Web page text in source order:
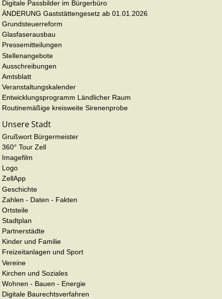
Digitale Passbilder im Bürgerbüro
ÄNDERUNG Gaststättengesetz ab 01.01.2026
Grundsteuerreform
Glasfaserausbau
Pressemitteilungen
Stellenangebote
Ausschreibungen
Amtsblatt
Veranstaltungskalender
Entwicklungsprogramm Ländlicher Raum
Routinemäßige kreisweite Sirenenprobe
Unsere Stadt
Grußwort Bürgermeister
360° Tour Zell
Imagefilm
Logo
ZellApp
Geschichte
Zahlen - Daten - Fakten
Ortsteile
Stadtplan
Partnerstädte
Kinder und Familie
Freizeitanlagen und Sport
Vereine
Kirchen und Soziales
Wohnen - Bauen - Energie
Digitale Baurechtsverfahren